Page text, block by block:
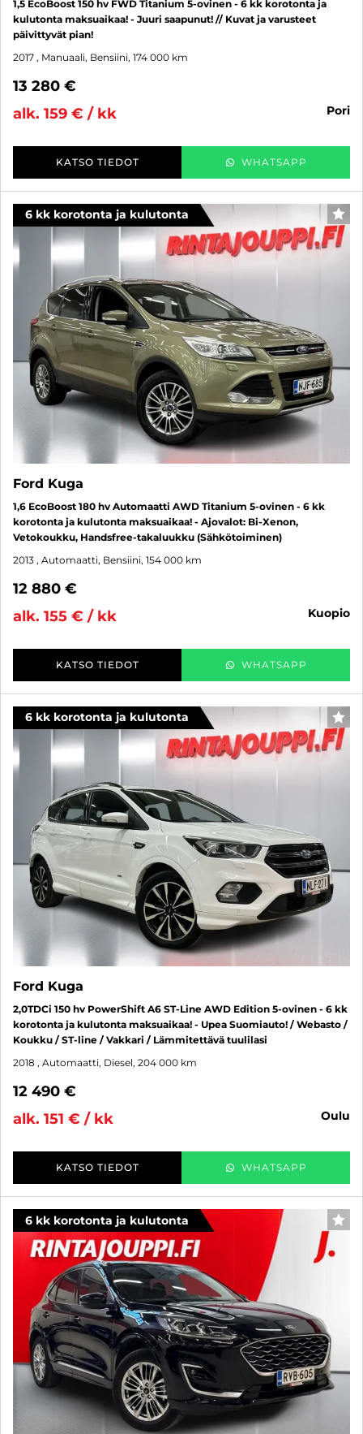
1,5 EcoBoost 150 hv FWD Titanium 5-ovinen - 6 kk korotonta ja
kulutonta maksuaikaa! - Juuri saapunut! // Kuvat ja varusteet
päivittyvät pian!
2017 , Manuaali, Bensiini, 174 000 km
13 280 €
alk. 159 € / kk
pori
KATSO TIEDOT WHATSAPP
6 kk korotonta ja kulutonta
Ford Kuga
1,6 EcoBoost 180 hv Automaatti AWD Titanium 5-ovinen - 6 kk
korotonta ja kulutonta maksuaikaa! - Ajovalot: Bi-Xenon,
Vetokoukku, Handsfree-takaluukku (Sähkötoiminen)
2013 , Automaatti, Bensiini, 154 000 km
12 880 €
alk. 155 € / kk
kuopio
KATSO TIEDOT WHATSAPP
6 kk korotonta ja kulutonta
Ford Kuga
2,0TDCi 150 hv PowerShift A6 ST-Line AWD Edition 5-ovinen - 6 kk
korotonta ja kulutonta maksuaikaa! - Upea Suomiauto! / Webasto /
Koukku / ST-line / Vakkari / Lämmitettävä tuulilasi
2018 , Automaatti, Diesel, 204 000 km
12 490 €
alk. 151 € / kk
oulu
KATSO TIEDOT WHATSAPP
6 kk korotonta ja kulutonta